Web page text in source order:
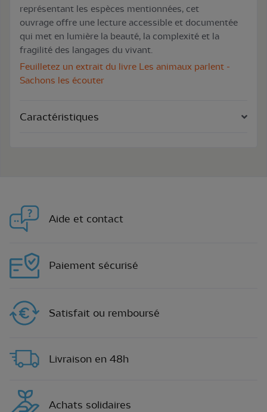
représentant les espèces mentionnées, cet
ouvrage offre une lecture accessible et documentée
qui met en lumière la beauté, la complexité et la
fragilité des langages du vivant.
Feuilletez un extrait du livre Les animaux parlent -
Sachons les écouter
Caractéristiques
Aide et contact
Paiement sécurisé
Satisfait ou remboursé
Livraison en 48h
Achats solidaires